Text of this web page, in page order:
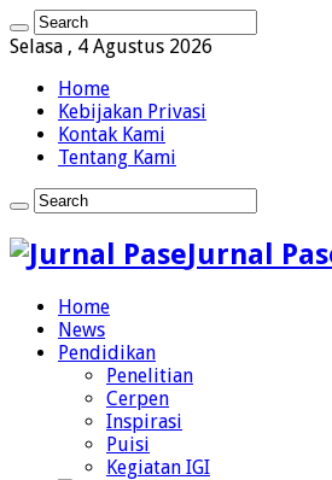
Selasa , 4 Agustus 2026
Home
Kebijakan Privasi
Kontak Kami
Tentang Kami
Jurnal
Home
News
Pendidikan
Penelitian
Cerpen
Inspirasi
Puisi
Kegiatan IGI